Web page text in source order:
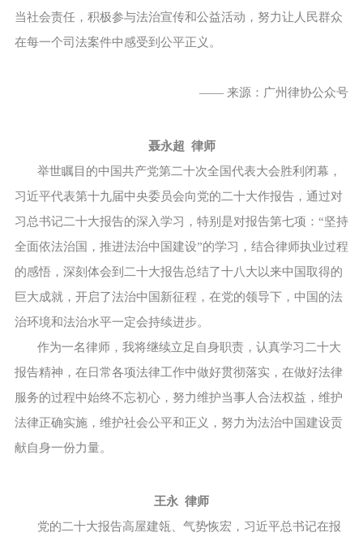
当社会责任，积极参与法治宣传和公益活动，努力让人民群众
在每一个司法案件中感受到公平正义。
—— 来源：广州律协公众号
聂永超 律师
举世瞩目的中国共产党第二十次全国代表大会胜利闭幕，
习近平代表第十九届中央委员会向党的二十大作报告，通过对
习总书记二十大报告的深入学习，特别是对报告第七项：“坚持
全面依法治国，推进法治中国建设”的学习，结合律师执业过程
的感悟，深刻体会到二十大报告总结了十八大以来中国取得的
巨大成就，开启了法治中国新征程，在党的领导下，中国的法
治环境和法治水平一定会持续进步。
作为一名律师，我将继续立足自身职责，认真学习二十大
报告精神，在日常各项法律工作中做好贯彻落实，在做好法律
服务的过程中始终不忘初心，努力维护当事人合法权益，维护
法律正确实施，维护社会公平和正义，努力为法治中国建设贡
献自身一份力量。
王永 律师
党的二十大报告高屋建瓴、气势恢宏，习近平总书记在报